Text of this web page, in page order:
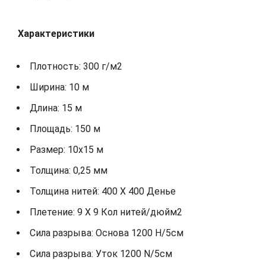
Характеристики
Плотность: 300 г/м2
Ширина: 10 м
Длина: 15 м
Площадь: 150 м
Размер: 10х15 м
Толщина: 0,25 мм
Толщина нитей: 400 X 400 Денье
Плетение: 9 X 9 Кол нитей/дюйм2
Сила разрыва: Основа 1200 Н/5см
Сила разрыва: Уток 1200 N/5см